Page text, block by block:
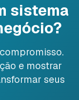
sistema
e mostrar
seus